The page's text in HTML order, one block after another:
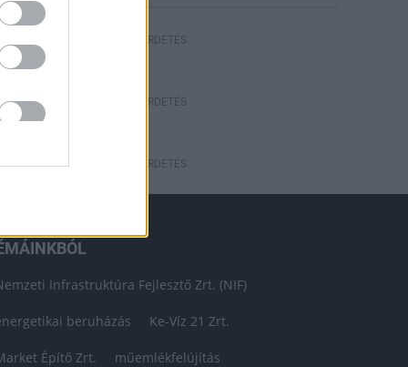
HIRDETÉS
HIRDETÉS
HIRDETÉS
Infrastruktúra Fejlesztő Zrt. (NIF)
beruházás Ke-Víz 21 Zrt.
Építő Zrt. műemlékfelújítás